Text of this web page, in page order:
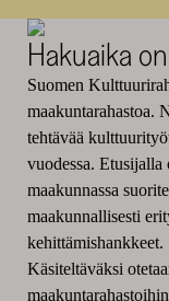
Hakuaika on
Suomen
maakuntarahastoa.
tehtävää
vuodessa. Etusijalla
maakunnassa
maakunnallisesti
kehittämishankkeet.
Käsiteltäväksi